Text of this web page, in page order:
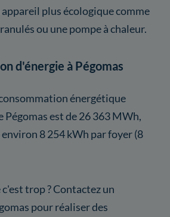
plus écologique comme
ou une pompe à chaleur.
d'énergie à Pégomas
énergétique
Pégomas est de 26 363 MWh,
8 254 kWh par foyer (8
trop ? Contactez un
pour réaliser des